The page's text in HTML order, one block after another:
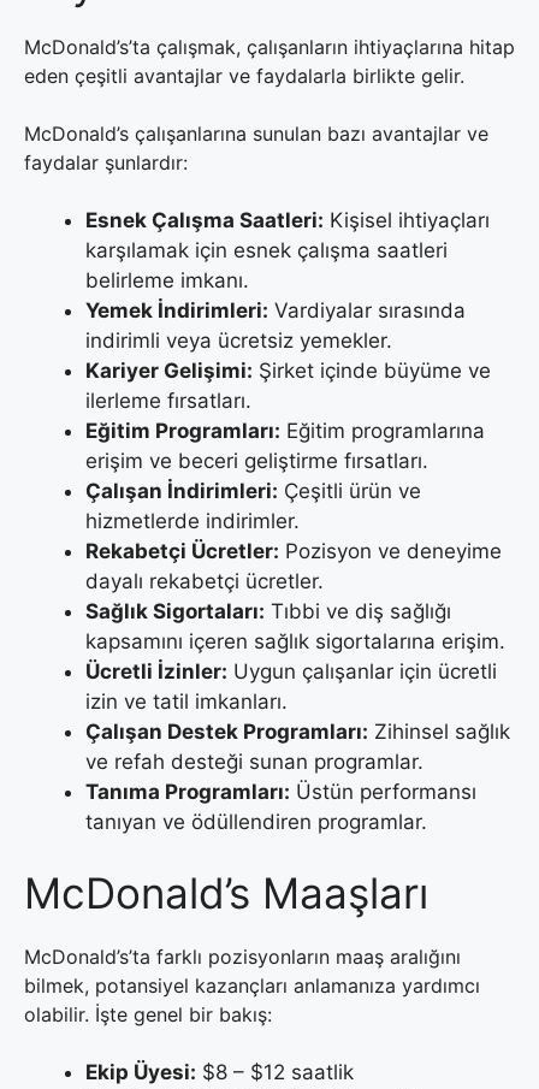
McDonald’s’ta çalışmak, çalışanların ihtiyaçlarına hitap
eden çeşitli avantajlar ve faydalarla birlikte gelir.
McDonald’s çalışanlarına sunulan bazı avantajlar ve
faydalar şunlardır:
Esnek Çalışma Saatleri: Kişisel ihtiyaçları
karşılamak için esnek çalışma saatleri
belirleme imkanı.
Yemek İndirimleri: Vardiyalar sırasında
indirimli veya ücretsiz yemekler.
Kariyer Gelişimi: Şirket içinde büyüme ve
ilerleme fırsatları.
Eğitim Programları: Eğitim programlarına
erişim ve beceri geliştirme fırsatları.
Çalışan İndirimleri: Çeşitli ürün ve
hizmetlerde indirimler.
Rekabetçi Ücretler: Pozisyon ve deneyime
dayalı rekabetçi ücretler.
Sağlık Sigortaları: Tıbbi ve diş sağlığı
kapsamını içeren sağlık sigortalarına erişim.
Ücretli İzinler: Uygun çalışanlar için ücretli
izin ve tatil imkanları.
Çalışan Destek Programları: Zihinsel sağlık
ve refah desteği sunan programlar.
Tanıma Programları: Üstün performansı
tanıyan ve ödüllendiren programlar.
McDonald’s Maaşları
McDonald’s’ta farklı pozisyonların maaş aralığını
bilmek, potansiyel kazançları anlamanıza yardımcı
olabilir. İşte genel bir bakış:
Ekip Üyesi: $8 – $12 saatlik